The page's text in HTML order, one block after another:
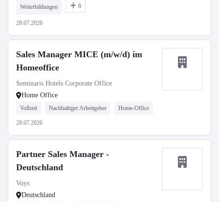
Weiterbildungen 6
28.07.2026
Sales Manager MICE (m/w/d) im
Homeoffice
Seminaris Hotels Corporate Office
Home Office
Vollzeit Nachhaltiger Arbeitgeber Home-Office
28.07.2026
Partner Sales Manager -
Deutschland
Voys
Deutschland